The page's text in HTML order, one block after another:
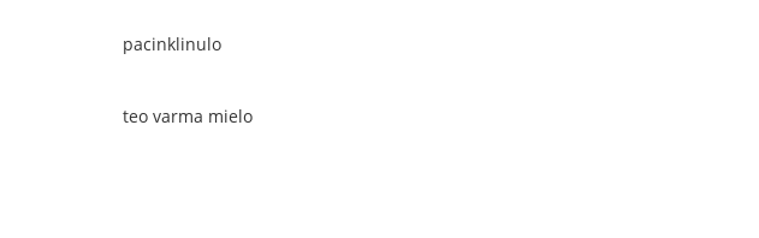
pacinklinulo
teo varma mielo